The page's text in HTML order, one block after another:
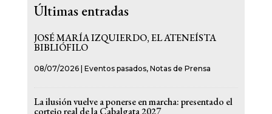
Últimas entradas
JOSÉ MARÍA IZQUIERDO, EL ATENEÍSTA
BIBLIÓFILO
08/07/2026| Eventos pasados, Notas de Prensa
La ilusión vuelve a ponerse en marcha: presentado el
cortejo real de la Cabalgata 2027